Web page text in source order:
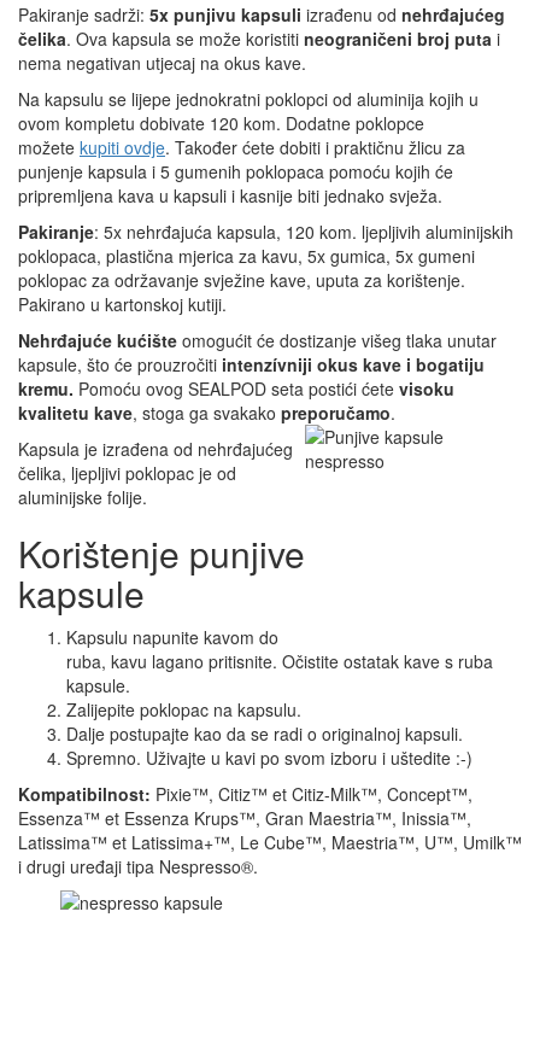
Pakiranje sadrži: 5x punjivu kapsuli izrađenu od nehrđajućeg
čelika. Ova kapsula se može koristiti neograničeni broj puta i
nema negativan utjecaj na okus kave.
Na kapsulu se lijepe jednokratni poklopci od aluminija kojih u
ovom kompletu dobivate 120 kom. Dodatne poklopce
možete kupiti ovdje. Također ćete dobiti i praktičnu žlicu za
punjenje kapsula i 5 gumenih poklopaca pomoću kojih će
pripremljena kava u kapsuli i kasnije biti jednako svježa.
Pakiranje: 5x nehrđajuća kapsula, 120 kom. ljepljivih aluminijskih
poklopaca, plastična mjerica za kavu, 5x gumica, 5x gumeni
poklopac za održavanje svježine kave, uputa za korištenje.
Pakirano u kartonskoj kutiji.
Nehrđajuće kućište omogućit će dostizanje višeg tlaka unutar
kapsule, što će prouzročiti intenzívniji okus kave i bogatiju
kremu. Pomoću ovog SEALPOD seta postići ćete visoku
kvalitetu kave, stoga ga svakako preporučamo.
Kapsula je izrađena od nehrđajućeg
čelika, ljepljivi poklopac je od
aluminijske folije.
Korištenje punjive
kapsule
Kapsulu napunite kavom do
ruba, kavu lagano pritisnite. Očistite ostatak kave s ruba
kapsule.
Zalijepite poklopac na kapsulu.
Dalje postupajte kao da se radi o originalnoj kapsuli.
Spremno. Uživajte u kavi po svom izboru i uštedite :-)
Kompatibilnost: Pixie™, Citiz™ et Citiz-Milk™, Concept™,
Essenza™ et Essenza Krups™, Gran Maestria™, Inissia™,
Latissima™ et Latissima+™, Le Cube™, Maestria™, U™, Umilk™
i drugi uređaji tipa Nespresso®.